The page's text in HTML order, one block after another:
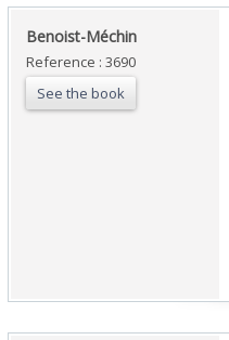
‎Benoist-Méchin‎
Reference : 3690
See the book